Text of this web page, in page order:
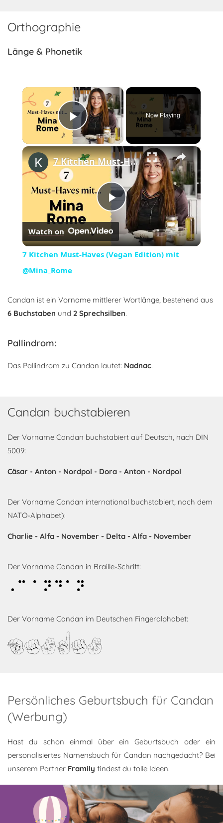
Orthographie
Länge & Phonetik
×
Play Video
Now Playing
×
Play
Video
7 Kitchen Must-Haves (Vegan Edition) mit @Mina_Rome
Watch on
7 Kitchen Must-Haves (Vegan Edition) mit
@Mina_Rome
Candan ist ein Vorname mittlerer Wortlänge, bestehend aus
6 Buchstaben und 2 Sprechsilben.
Pallindrom:
Das Pallindrom zu Candan lautet: Nadnac.
Candan buchstabieren
Der Vorname Candan buchstabiert auf Deutsch, nach DIN
5009:
Cäsar - Anton - Nordpol - Dora - Anton - Nordpol
Der Vorname Candan international buchstabiert, nach dem
NATO-Alphabet):
Charlie - Alfa - November - Delta - Alfa - November
Der Vorname Candan in Braille-Schrift:
Candan
Der Vorname Candan im Deutschen Fingeralphabet:
Candan
Persönliches Geburtsbuch für Candan
(Werbung)
Hast du schon einmal über ein Geburtsbuch oder ein
personalisiertes Namensbuch für Candan nachgedacht? Bei
unserem Partner Framily findest du tolle Ideen.